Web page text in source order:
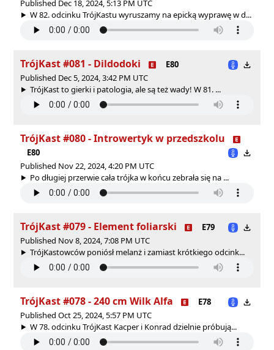
Published Dec 18, 2024, 5:13 PM UTC
W 82. odcinku TrójKastu wyruszamy na epicką wyprawę w d...
TrójKast #081 - Dildodoki
E80
Published Dec 5, 2024, 3:42 PM UTC
TrójKast to gierki i patologia, ale są też wady! W 81. ...
TrójKast #080 - Introwertyk w przedszkolu
E80
Published Nov 22, 2024, 4:20 PM UTC
Po długiej przerwie cała trójka w końcu zebrała się na ...
TrójKast #079 - Element foliarski
E79
Published Nov 8, 2024, 7:08 PM UTC
TrójKastowców poniósł melanż i zamiast krótkiego odcink...
TrójKast #078 - 240 cm Wilk Alfa
E78
Published Oct 25, 2024, 5:57 PM UTC
W 78. odcinku TrójKast Kacper i Konrad dzielnie próbują...